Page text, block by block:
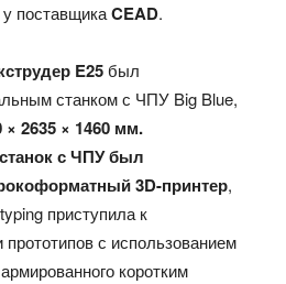
у поставщикаCEAD.
E25был
станком с ЧПУ Big Blue,
× 2635 × 1460 мм.
станок с ЧПУ был
3D-принтер,
приступила к
с использованием
коротким